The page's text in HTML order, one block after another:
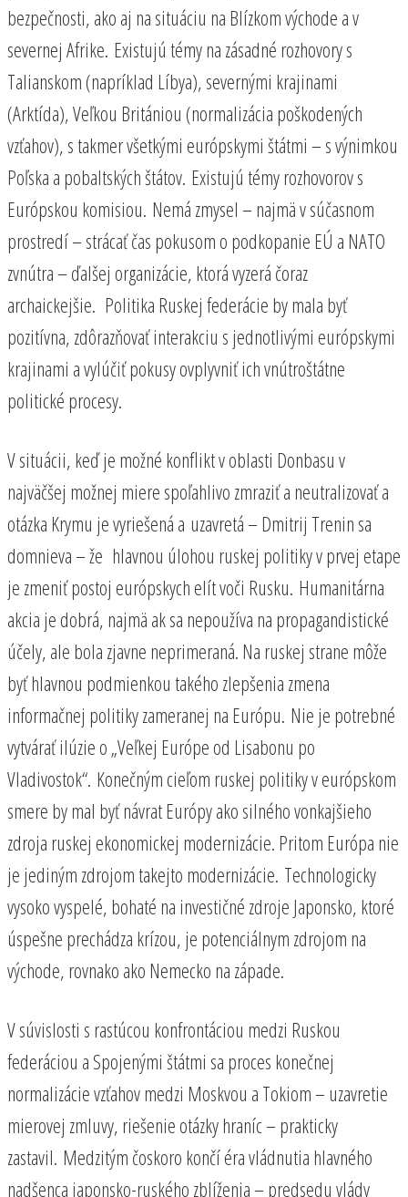
bezpečnosti, ako aj na situáciu na Blízkom východe a v
severnej Afrike. Existujú témy na zásadné rozhovory s
Talianskom (napríklad Líbya), severnými krajinami
(Arktída), Veľkou Britániou (normalizácia poškodených
vzťahov), s takmer všetkými európskymi štátmi – s výnimkou
Poľska a pobaltských štátov. Existujú témy rozhovorov s
Európskou komisiou. Nemá zmysel – najmä v súčasnom
prostredí – strácať čas pokusom o podkopanie EÚ a NATO
zvnútra – ďalšej organizácie, ktorá vyzerá čoraz
archaickejšie. Politika Ruskej federácie by mala byť
pozitívna, zdôrazňovať interakciu s jednotlivými európskymi
krajinami a vylúčiť pokusy ovplyvniť ich vnútroštátne
politické procesy.
V situácii, keď je možné konflikt v oblasti Donbasu v
najväčšej možnej miere spoľahlivo zmraziť a neutralizovať a
otázka Krymu je vyriešená a uzavretá – Dmitrij Trenin sa
domnieva – že hlavnou úlohou ruskej politiky v prvej etape
je zmeniť postoj európskych elít voči Rusku. Humanitárna
akcia je dobrá, najmä ak sa nepoužíva na propagandistické
účely, ale bola zjavne neprimeraná. Na ruskej strane môže
byť hlavnou podmienkou takého zlepšenia zmena
informačnej politiky zameranej na Európu. Nie je potrebné
vytvárať ilúzie o „Veľkej Európe od Lisabonu po
Vladivostok“. Konečným cieľom ruskej politiky v európskom
smere by mal byť návrat Európy ako silného vonkajšieho
zdroja ruskej ekonomickej modernizácie. Pritom Európa nie
je jediným zdrojom takejto modernizácie. Technologicky
vysoko vyspelé, bohaté na investičné zdroje Japonsko, ktoré
úspešne prechádza krízou, je potenciálnym zdrojom na
východe, rovnako ako Nemecko na západe.
V súvislosti s rastúcou konfrontáciou medzi Ruskou
federáciou a Spojenými štátmi sa proces konečnej
normalizácie vzťahov medzi Moskvou a Tokiom – uzavretie
mierovej zmluvy, riešenie otázky hraníc – prakticky
zastavil. Medzitým čoskoro končí éra vládnutia hlavného
nadšenca japonsko-ruského zblíženia – predsedu vlády